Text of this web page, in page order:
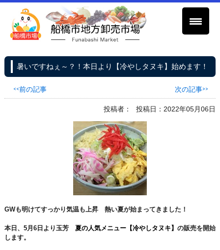
暑いですねぇ～？！本日より【冷やしタヌキ】始めます！
<<前の記事 次の記事>>
投稿者： 投稿日：2022年05月06日
GWも明けてすっかり気温も上昇 熱い夏が始まってきました！
本日、5月6日より玉芳 夏の人気メニュー【冷やしタヌキ】 の販売を開始
します。